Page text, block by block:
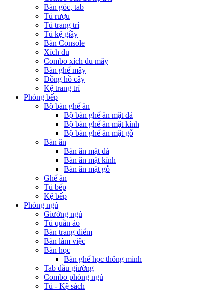
Bàn góc, tab
Tủ rượu
Tủ trang trí
Tủ kệ giầy
Bàn Console
Xích đu
Combo xích đu mây
Bàn ghế mây
Đồng hồ cây
Kệ trang trí
Phòng bếp
Bộ bàn ghế ăn
Bộ bàn ghế ăn mặt đá
Bộ bàn ghế ăn mặt kính
Bộ bàn ghế ăn mặt gỗ
Bàn ăn
Bàn ăn mặt đá
Bàn ăn mặt kính
Bàn ăn mặt gỗ
Ghế ăn
Tủ bếp
Kệ bếp
Phòng ngủ
Giường ngủ
Tủ quần áo
Bàn trang điểm
Bàn làm việc
Bàn học
Bàn ghế học thông minh
Tab đầu giường
Combo phòng ngủ
Tủ - Kệ sách